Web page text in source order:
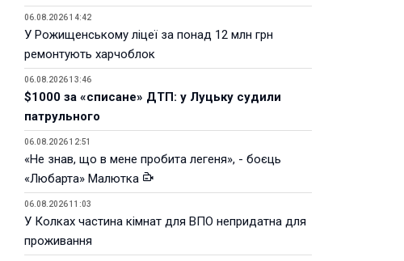
06.08.2026 14:42
У Рожищенському ліцеї за понад 12 млн грн
ремонтують харчоблок
06.08.2026 13:46
$1000 за «списане» ДТП: у Луцьку судили
патрульного
06.08.2026 12:51
«Не знав, що в мене пробита легеня», - боєць
«Любарта» Малютка
06.08.2026 11:03
У Колках частина кімнат для ВПО непридатна для
проживання